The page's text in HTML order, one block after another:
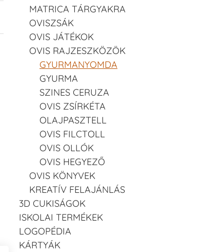
MATRICA TÁRGYAKRA
OVISZSÁK
OVIS JÁTÉKOK
OVIS RAJZESZKÖZÖK
GYURMANYOMDA
GYURMA
SZINES CERUZA
OVIS ZSÍRKÉTA
OLAJPASZTELL
OVIS FILCTOLL
OVIS OLLÓK
OVIS HEGYEZŐ
OVIS KÖNYVEK
KREATÍV FELAJÁNLÁS
3D CUKISÁGOK
ISKOLAI TERMÉKEK
LOGOPÉDIA
KÁRTYÁK